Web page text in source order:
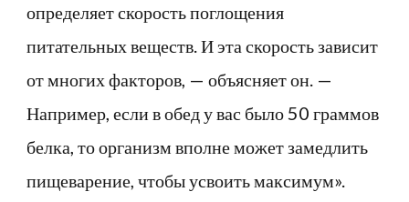
определяет скорость поглощения
питательных веществ. И эта скорость зависит
от многих факторов, — объясняет он. —
Например, если в обед у вас было 50 граммов
белка, то организм вполне может замедлить
пищеварение, чтобы усвоить максимум».